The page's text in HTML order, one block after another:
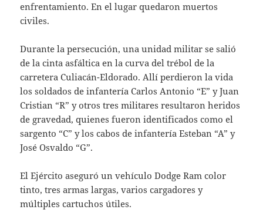
enfrentamiento. En el lugar quedaron muertos
civiles.
Durante la persecución, una unidad militar se salió
de la cinta asfáltica en la curva del trébol de la
carretera Culiacán-Eldorado. Allí perdieron la vida
los soldados de infantería Carlos Antonio “E” y Juan
Cristian “R” y otros tres militares resultaron heridos
de gravedad, quienes fueron identificados como el
sargento “C” y los cabos de infantería Esteban “A” y
José Osvaldo “G”.
El Ejército aseguró un vehículo Dodge Ram color
tinto, tres armas largas, varios cargadores y
múltiples cartuchos útiles.